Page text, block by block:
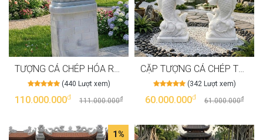
TƯỢNG CÁ CHÉP HÓA RỒNG BẰNG ĐÁ TRẮNG TỰ NHIÊN NGUYÊN KHỐI TƯỢNG CAO 1M1, ĐẾ CAO 90CM T4000
(440 Lượt xem)
110.000.000đ 111.000.000đ
CẶP TƯỢNG CÁ CHÉP THƯỞNG NGOẠN BẰNG ĐÁ TRẮNG TỰ NHIÊN NGUYÊN KHỐI, CAO 1M T3998
(342 Lượt xem)
60.000.000đ 61.000.000đ
1%